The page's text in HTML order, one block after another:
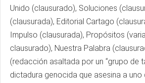
Unido (clausurado), Soluciones
(clausurada), Editorial Cartago
Impulso (clausurada), Propósitos
clausurado), Nuestra Palabra
(redacción asaltada por un “grupo de
dictadura genocida que asesina a uno